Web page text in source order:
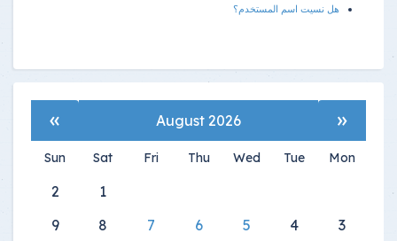
هل نسيت اسم المستخدم؟
«
August 2026
»
Mon
Tue
Wed
Thu
Fri
Sat
Sun
1
2
3
4
5
6
7
8
9